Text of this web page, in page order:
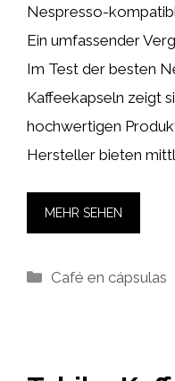
Nespresso-
Ein umfassender
Im Test der besten
Kaffeekapseln zeigt
hochwertigen
Hersteller bieten
MEHR SEHEN
Kategorien
Café en cápsulas